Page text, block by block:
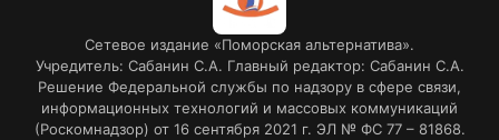
Сетевое издание «Поморская альтернатива».
Учредитель: Сабанин С.А. Главный редактор: Сабанин С.А.
Решение Федеральной службы по надзору в сфере связи,
информационных технологий и массовых коммуникаций
(Роскомнадзор) от 16 сентября 2021 г. ЭЛ № ФС 77 – 81868.